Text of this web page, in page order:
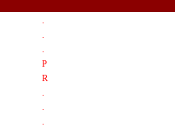
P
R